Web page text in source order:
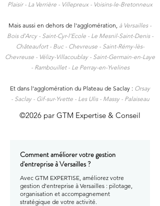
Plaisir - La Verrière - Villepreux - Voisins-le-Bretonneux
Mais aussi en dehors de l'agglomération, à Versailles -
Bois d’Arcy - Saint-Cyr-l’Ecole - Le Mesnil-Saint-Denis -
Châteaufort - Buc - Chevreuse - Saint-Rémy-lès-
Chevreuse - Vélizy-Villacoublay - Saint-Germain-en-Laye
- Rambouillet - Le Perray-en-Yvelines
Et dans l’agglomération du Plateau de Saclay : Orsay
- Saclay - Gif-sur-Yvette - Les Ulis - Massy - Palaiseau
©2026 par GTM Expertise & Conseil
Comment améliorer votre gestion
d'entreprise à Versailles ?
Avec GTM EXPERTISE, améliorez votre
gestion d'entreprise à Versailles : pilotage,
organisation et accompagnement
stratégique de votre activité.